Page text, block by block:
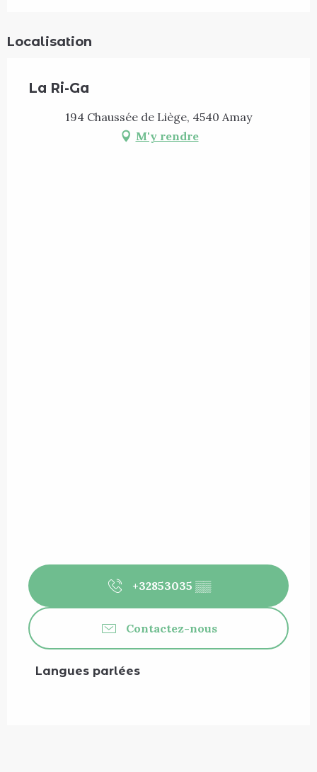
Localisation
La Ri-Ga
194 Chaussée de Liège, 4540 Amay
M'y rendre
+32853035 ▒▒
Contactez-nous
Langues parlées
Langues parlées